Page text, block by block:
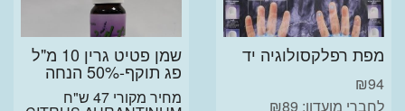
מפת רפלקסולוגיה יד
₪94
לחברי מועדון: ₪89
שמן פטיט גרין 10 מ"ל
פג תוקף-50% הנחה
מחיר מקורי 47 ש"ח